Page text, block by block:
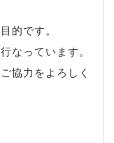
的です。
なっています。
協力をよろしく